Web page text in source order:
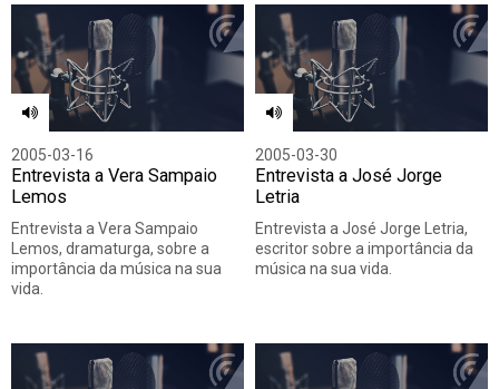
2005-03-16
Entrevista a Vera Sampaio
Lemos
Entrevista a Vera Sampaio
Lemos, dramaturga, sobre a
importância da música na sua
vida.
2005-03-30
Entrevista a José Jorge
Letria
Entrevista a José Jorge Letria,
escritor sobre a importância da
música na sua vida.